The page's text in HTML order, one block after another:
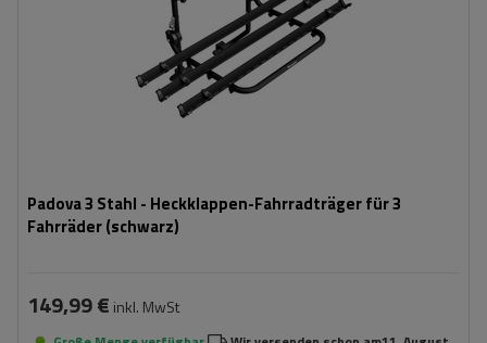
Padova 3 Stahl - Heckklappen-Fahrradträger für 3
Fahrräder (schwarz)
149,99 € inkl. MwSt